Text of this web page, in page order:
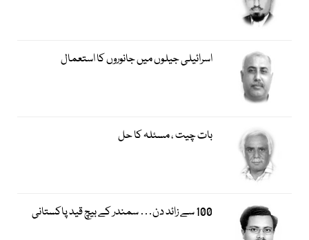
اسرائیلی جیلوں میں جانوروں کا استعمال
بات چیت ، مسئلہ کا حل
100 سے زائد دن… سمندر کے بیچ قید پاکستانی